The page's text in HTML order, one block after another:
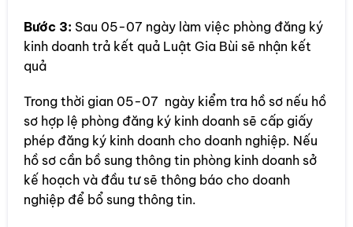
Bước 3: Sau 05-07 ngày làm việc phòng đăng ký
kinh doanh trả kết quả Luật Gia Bùi sẽ nhận kết
quả
Trong thời gian 05-07 ngày kiểm tra hồ sơ nếu hồ
sơ hợp lệ phòng đăng ký kinh doanh sẽ cấp giấy
phép đăng ký kinh doanh cho doanh nghiệp. Nếu
hồ sơ cần bồ sung thông tin phòng kinh doanh sở
kế hoạch và đầu tư sẽ thông báo cho doanh
nghiệp để bổ sung thông tin.